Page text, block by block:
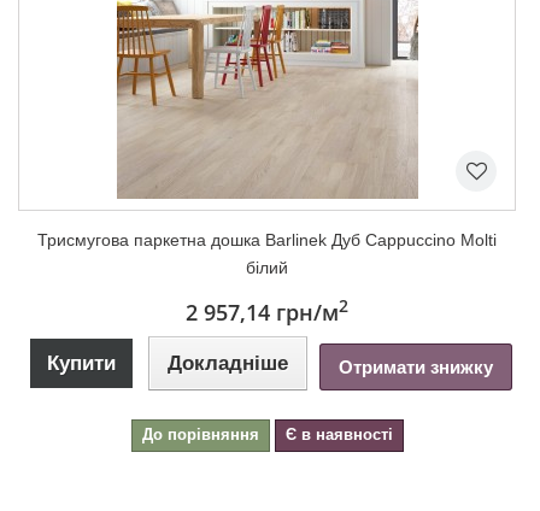
Триcмугова паркетна дошка Barlinek Дуб Cappuccino Molti
білий
2 957,14 грн/м2
Купити Докладніше Отримати знижку
До порівняння Є в наявності